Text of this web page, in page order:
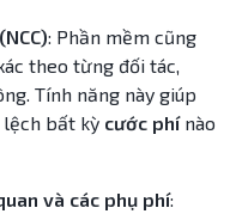
: Phần mềm cũng
theo từng đối tác,
Tính năng này giúp
lệch bất kỳ cước phínào
và các phụ phí: